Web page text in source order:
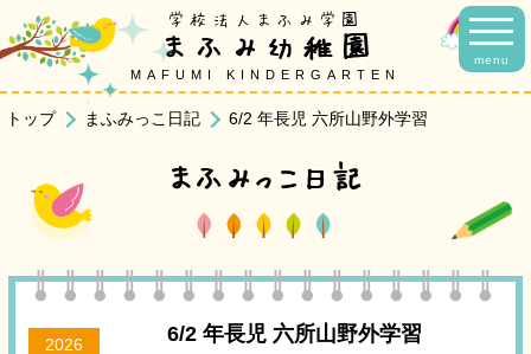
menu
学校法人まふみ学園
まふみ幼稚園
MAFUMI KINDERGARTEN
トップ まふみっこ日記 6/2 年長児 六所山野外学習
まふみっこ日記
6/2 年長児 六所山野外学習
2026